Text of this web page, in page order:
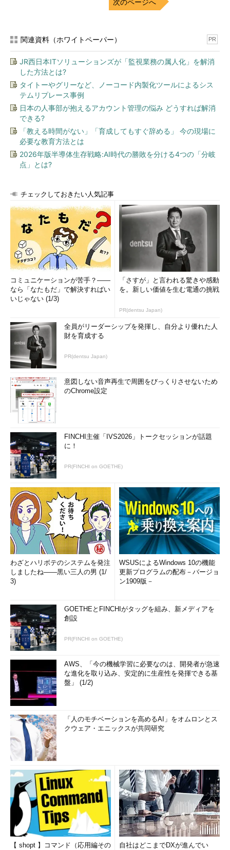
次のページへ
関連資料（ホワイトペーパー） PR
JR西日本ITソリューションズが「監視業務の属人化」を解消
した方法とは?
タイトーやグリーなど、ノーコード内製化ツールによるシス
テムリプレース事例
日本の人事部が抱えるアカウント管理の悩み どうすれば解消
できる?
「教える時間がない」「育成してもすぐ辞める」 今の現場に
必要な教育方法とは
2026年版半導体生存戦略:AI時代の勝敗を分ける4つの「分岐
点」とは?
チェックしておきたい人気記事
コミュニケーションが苦手？――
なら「なたもだ」で解決すればい
いじゃない (1/3)
「さすが」と言われる驚きや感動
を。新しい価値を生む電通の挑戦
PR(dentsu Japan)
全員がリーダーシップを発揮し、自分より優れた人
財を育成する
PR(dentsu Japan)
意図しない音声再生で周囲をびっくりさせないため
のChrome設定
FINCHI主催「IVS2026」トークセッションが話題
に！
PR(FINCHI on GOETHE)
わざとハリボテのシステムを発注
しましたね――黒い三人の男 (1/
3)
WSUSによるWindows 10の機能
更新プログラムの配布－バージョ
ン1909版－
GOETHEとFINCHIがタッグを組み、新メディアを
創設
PR(FINCHI on GOETHE)
AWS、「今の機械学習に必要なのは、開発者が急速
な進化を取り込み、安定的に生産性を発揮できる基
盤」 (1/2)
「人のモチベーションを高めるAI」をオムロンとス
クウェア・エニックスが共同研究
【 shopt 】コマンド（応用編その
自社はどこまでDXが進んでい